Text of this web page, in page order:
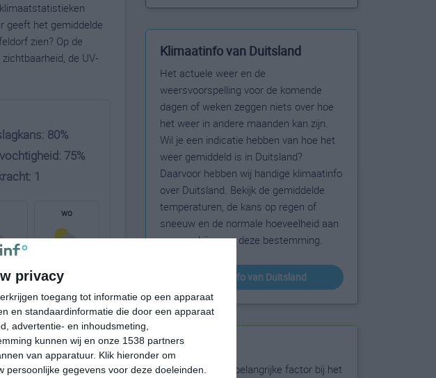
privacy
toegang tot informatie op een apparaat
en standaardinformatie die door een apparaat
advertentie- en inhoudsmeting,
kunnen wij en onze 1538 partners
van apparatuur. Klik hieronder om
gegevens voor deze doeleinden.
geeft het gemiddelde
zien? Op de
de UV-
80%
75%
1
wo
19°C
21:00
Klimaatinfo van Duitsland
Het actuele weer en de
weersvoorspelling voor de komende
dagen of weken zeggen niets over hoe
het weer in andere maanden kan zijn.
Wil je een indicatie hebben van hoe het
weer gemiddeld is in Duitsland?
Daarvoor hebben wij handige klimaatinfo
over Duitsland. Bekijk de gemiddelde
temperaturen, de kans op regen of
sneeuw en de normale hoeveelheid aan
zonneschijn voor deze bestemming.
klimaatinfo van Duitsland
Beste reistijd
Het weer is een belangrijke factor bij het